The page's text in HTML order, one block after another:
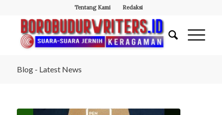
Tentang Kami Redaksi
Blog - Latest News